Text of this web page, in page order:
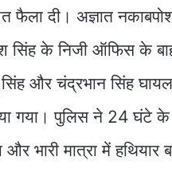
फैला दी। अज्ञात
सिंह के निजी ऑफिस के
और चंद्रभान सिंह
गया। पुलिस ने 24 घंटे के
और भारी मात्रा में हथियार